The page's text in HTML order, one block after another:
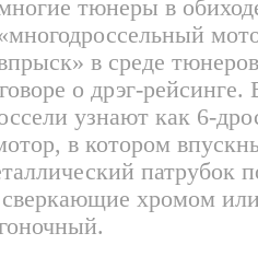
тюнеры в
в среде
о дрэг-рейсинге.
узнают как 6-
в котором
патрубок
хромом